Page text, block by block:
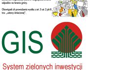
........
czytaj więcej...
000,00 zł
Maksymalna kwota dofinansowania
przedsięwzięcie objęte wnioskiem
przekroczyć8 000,00 zł.
......
czytaj więcej...